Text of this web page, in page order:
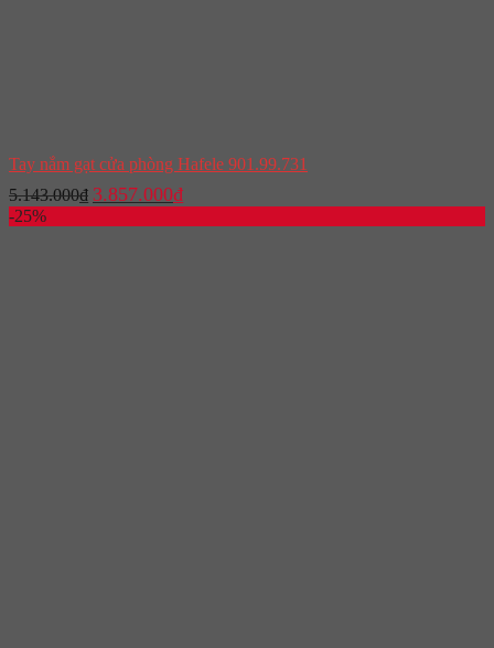
Tay nắm gạt cửa phòng Hafele 901.99.731
5.143.000₫ Giá
gốc
là:
3.857.000₫Giá
hiện
tại
-25%